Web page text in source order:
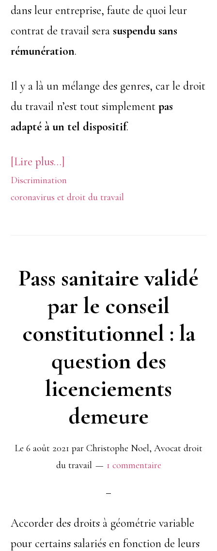
dans leur entreprise, faute de quoi leur
contrat de travail sera suspendu sans
rémunération.
Il y a là un mélange des genres, car le droit
du travail n’est tout simplementpas
adapté à un tel dispositif.
[Lire plus…]
proposPass
sanitaire
les
pièges
éviter
Discrimination
coronavirus et droit du travail
Pass sanitaire validé
par le conseil
constitutionnel : la
question des
licenciements
demeure
Le 6 août 2021 par Christophe Noel, Avocat droit
du travail
1 commentaire
Accorder des droits à géométrie variable
pour certains salariés en fonction de leurs